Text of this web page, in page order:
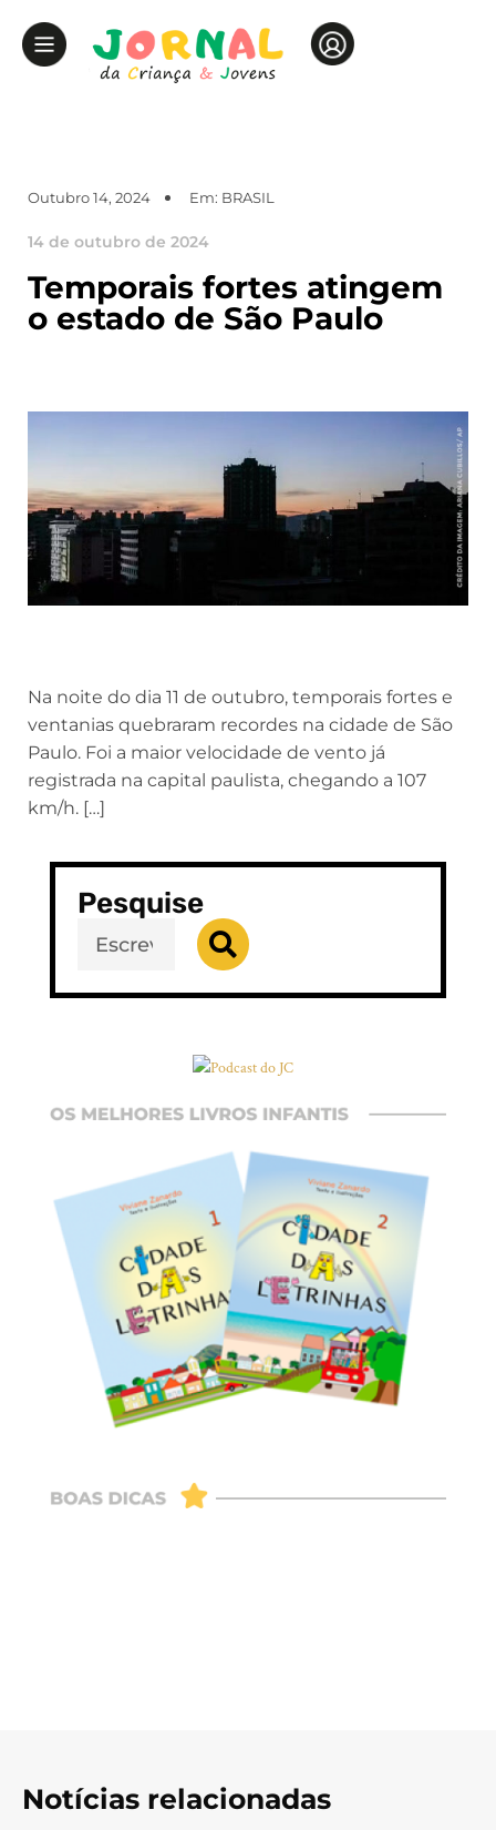
Outubro 14, 2024 Em: BRASIL
14 de outubro de 2024
Temporais fortes atingem
o estado de São Paulo
Na noite do dia 11 de outubro, temporais fortes e
ventanias quebraram recordes na cidade de São
Paulo. Foi a maior velocidade de vento já
registrada na capital paulista, chegando a 107
km/h. […]
Pesquise
Notícias relacionadas